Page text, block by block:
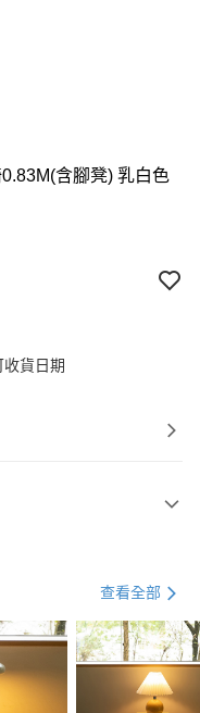
含腳凳) 乳白色
貨日期
21家銀行
商業銀行
21家銀行
查看全部